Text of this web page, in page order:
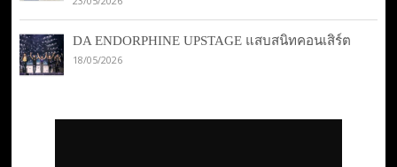
DA ENDORPHINE UPSTAGE แสบสนิทคอนเสิร์ต
18/05/2026